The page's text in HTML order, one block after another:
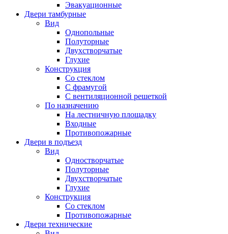
Эвакуационные
Двери тамбурные
Вид
Однопольные
Полуторные
Двухстворчатые
Глухие
Конструкция
Со стеклом
С фрамугой
С вентиляционной решеткой
По назначению
На лестничную площадку
Входные
Противопожарные
Двери в подъезд
Вид
Одностворчатые
Полуторные
Двухстворчатые
Глухие
Конструкция
Со стеклом
Противопожарные
Двери технические